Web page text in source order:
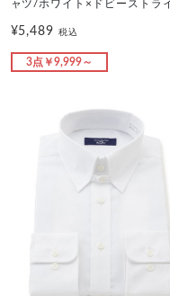
ャツ/ホワイト×ドビーストラ
¥5,489税込
3点￥9,999～